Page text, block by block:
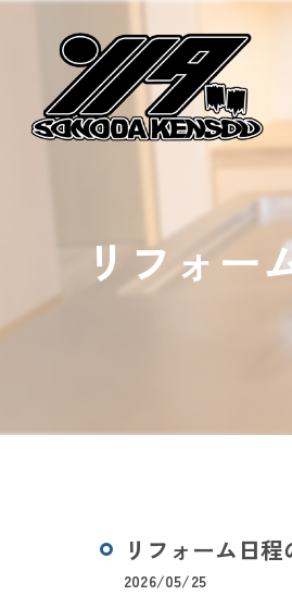
リフォー
リフォーム日
2026/05/25